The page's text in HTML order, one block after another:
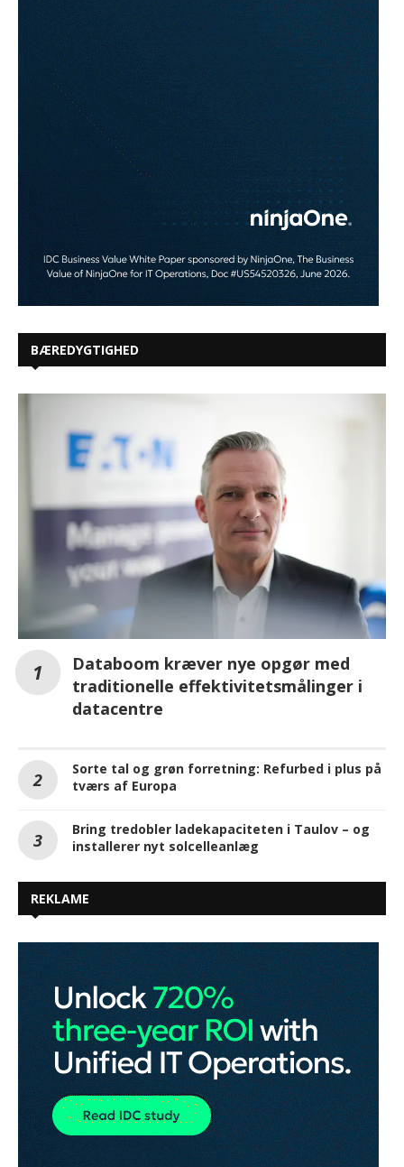
Databoom kræver nye opgør med
traditionelle effektivitetsmålinger i
datacentre
Sorte tal og grøn forretning: Refurbed i plus på
tværs af Europa
Bring tredobler ladekapaciteten i Taulov – og
REKLAME